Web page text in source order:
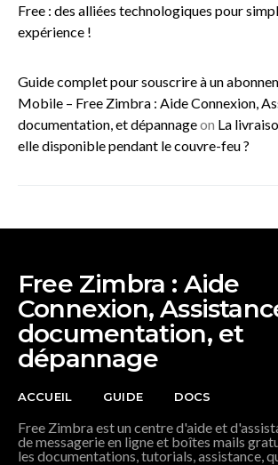
Free : des alliées technologiques pour
expérience !
Guide complet pour souscrire à un
Mobile – Free Zimbra : Aide Connexion,
documentation, et dépannageon La
elle disponible pendant le couvre-feu ?
Free Zimbra : Aide
Connexion,
documentation, et
dépannage
ACCUEIL GUIDE DOCS
Free Zimbra est un centre d'aide et
de messagerie en ligne et boîtes mails
les documentations, tutorials, assistance,